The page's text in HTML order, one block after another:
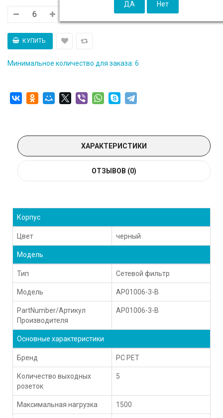
Минимальное количество для заказа: 6
ХАРАКТЕРИСТИКИ
ОТЗЫВОВ (0)
Корпус
Цвет черный
Модель
Тип Сетевой фильтр
Модель AP01006-3-B
PartNumber/Артикул
Производителя
AP01006-3-B
Основные характеристики
Бренд PC PET
Количество выходных
розеток
5
Максимальная нагрузка 1500